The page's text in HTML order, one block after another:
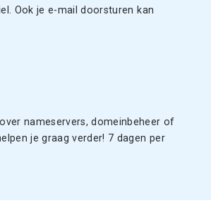
Ook je e-mail doorsturen kan
nameservers, domeinbeheer of
je graag verder! 7 dagen per